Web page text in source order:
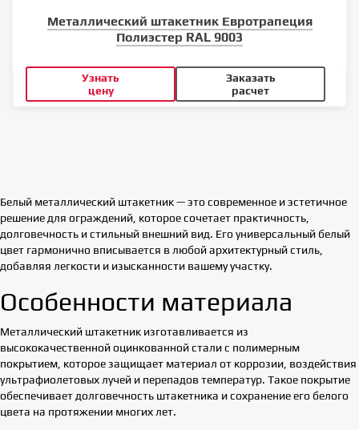
Металлический штакетник Евротрапеция
Полиэстер RAL 9003
Узнать
цену
Заказать
расчет
Белый металлический штакетник — это современное и эстетичное
решение для ограждений, которое сочетает практичность,
долговечность и стильный внешний вид. Его универсальный белый
цвет гармонично вписывается в любой архитектурный стиль,
добавляя легкости и изысканности вашему участку.
Особенности материала
Металлический штакетник изготавливается из
высококачественной оцинкованной стали с полимерным
покрытием, которое защищает материал от коррозии, воздействия
ультрафиолетовых лучей и перепадов температур. Такое покрытие
обеспечивает долговечность штакетника и сохранение его белого
цвета на протяжении многих лет.